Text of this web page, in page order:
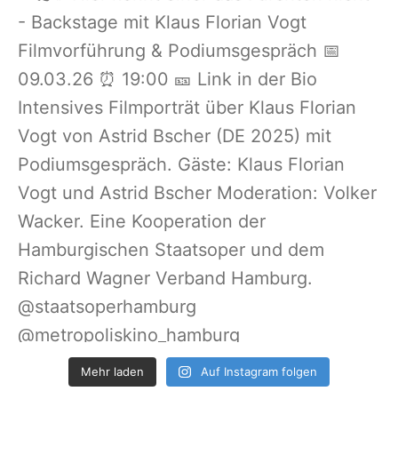
Mehr laden Auf Instagram folgen